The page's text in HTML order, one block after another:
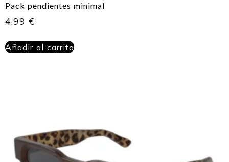
Pack pendientes minimal
4,99 €
Añadir al carrito